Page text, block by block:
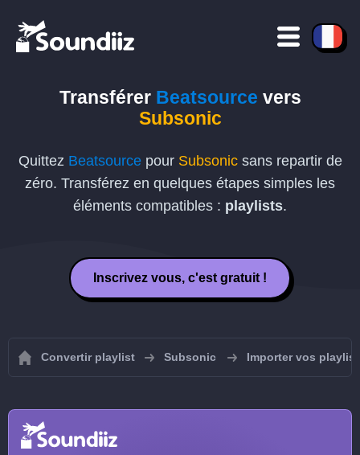
Transférer Beatsource vers
Subsonic
Quittez Beatsourcepour Subsonicsans repartir de
zéro. Transférez en quelques étapes simples les
éléments compatibles : playlists.
Inscrivez vous, c'est gratuit !
Convertir playlist Subsonic Importer vos